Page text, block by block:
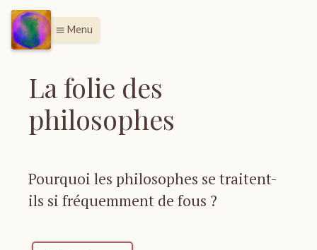
menu Menu
La folie des
philosophes
Pourquoi les philosophes se traitent-
ils si fréquemment de fous ?